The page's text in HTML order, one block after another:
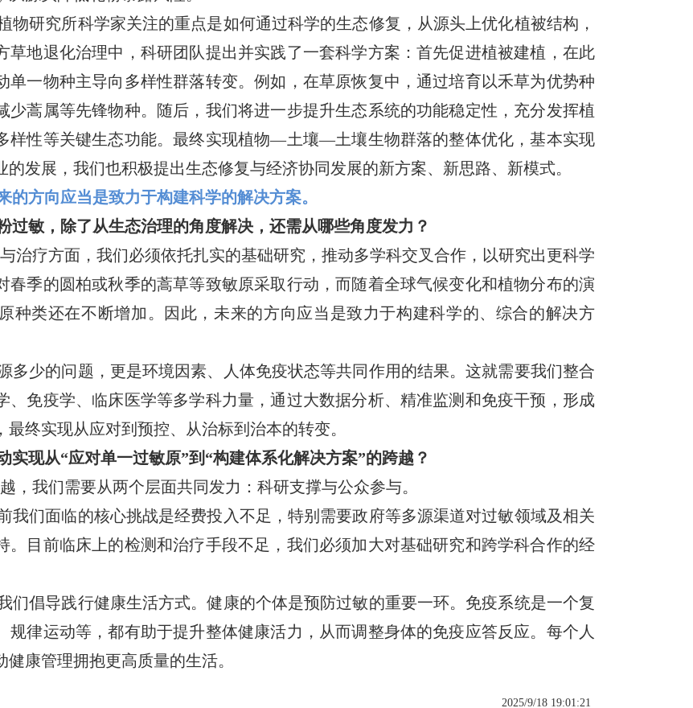
物研究所科学家关注的重点是如何通过科学的生态修复，从源头上优化植被结构，
草地退化治理中，科研团队提出并实践了一套科学方案：首先促进植被建植，在此
单一物种主导向多样性群落转变。例如，在草原恢复中，通过培育以禾草为优势种
少蒿属等先锋物种。随后，我们将进一步提升生态系统的功能稳定性，充分发挥植
样性等关键生态功能。最终实现植物—土壤—土壤生物群落的整体优化，基本实现
发展，我们也积极提出生态修复与经济协同发展的新方案、新思路、新模式。
的方向应当是致力于构建科学的解决方案。
过敏，除了从生态治理的角度解决，还需从哪些角度发力？
治疗方面，我们必须依托扎实的基础研究，推动多学科交叉合作，以研究出更科学
春季的圆柏或秋季的蒿草等致敏原采取行动，而随着全球气候变化和植物分布的演
种类还在不断增加。因此，未来的方向应当是致力于构建科学的、综合的解决方
多少的问题，更是环境因素、人体免疫状态等共同作用的结果。这就需要我们整合
、免疫学、临床医学等多学科力量，通过大数据分析、精准监测和免疫干预，形成
终实现从应对到预控、从治标到治本的转变。
实现从“应对单一过敏原”到“构建体系化解决方案”的跨越？
，我们需要从两个层面共同发力：科研支撑与公众参与。
我们面临的核心挑战是经费投入不足，特别需要政府等多源渠道对过敏领域及相关
。目前临床上的检测和治疗手段不足，我们必须加大对基础研究和跨学科合作的经
们倡导践行健康生活方式。健康的个体是预防过敏的重要一环。免疫系统是一个复
规律运动等，都有助于提升整体健康活力，从而调整身体的免疫应答反应。每个人
康管理拥抱更高质量的生活。
2025/9/18 19:01:21